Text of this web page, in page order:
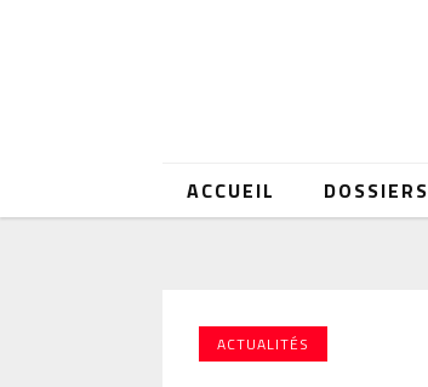
ACCUEIL DOSSIERS
ACTUALITÉS